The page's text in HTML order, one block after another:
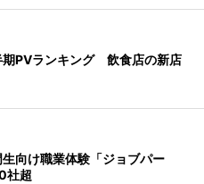
期PVランキング 飲食店の新店
向け職業体験「ジョブパー
社超